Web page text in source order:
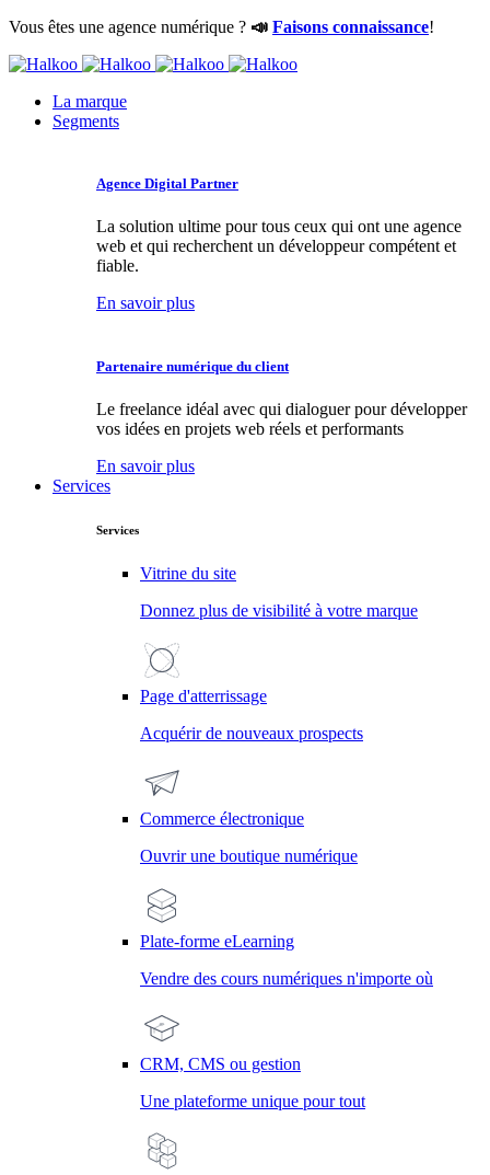
Vous êtes une agence numérique ? 📣 Faisons connaissance!
La marque
Segments
Agence Digital Partner
La solution ultime pour tous ceux qui ont une agence
web et qui recherchent un développeur compétent et
fiable.
En savoir plus
Partenaire numérique du client
Le freelance idéal avec qui dialoguer pour développer
vos idées en projets web réels et performants
En savoir plus
Services
Services
Vitrine du site
Donnez plus de visibilité à votre marque
Page d'atterrissage
Acquérir de nouveaux prospects
Commerce électronique
Ouvrir une boutique numérique
Plate-forme eLearning
Vendre des cours numériques n'importe où
CRM, CMS ou gestion
Une plateforme unique pour tout